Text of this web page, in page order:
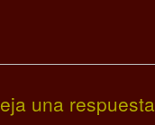
una respuesta